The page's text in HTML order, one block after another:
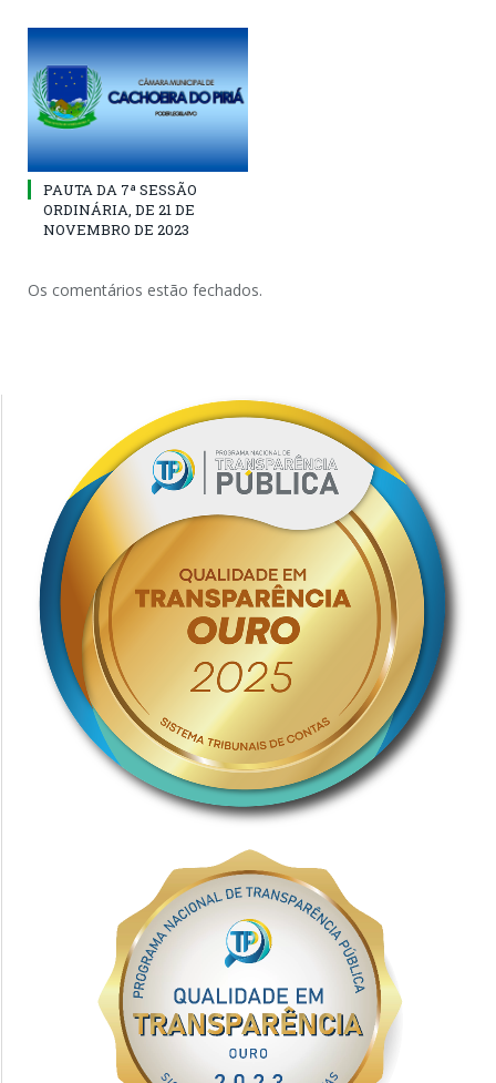
PAUTA DA 7ª SESSÃO
ORDINÁRIA, DE 21 DE
NOVEMBRO DE 2023
Os comentários estão fechados.